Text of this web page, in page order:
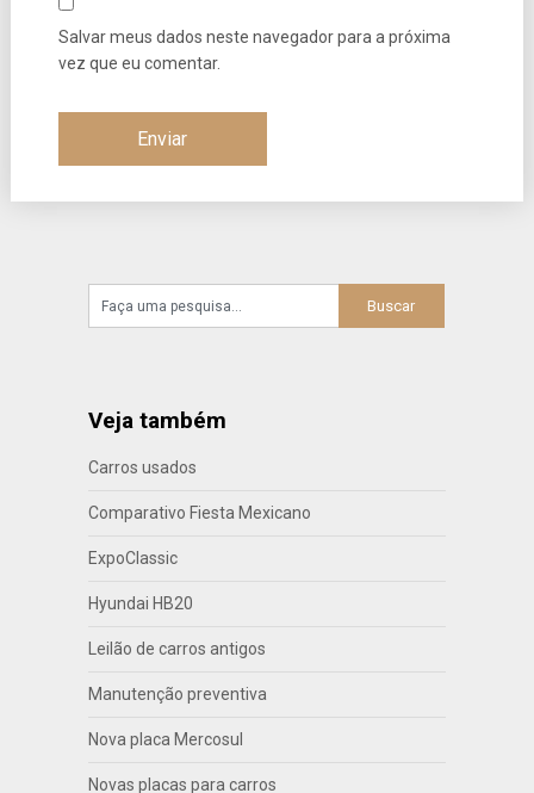
Salvar meus dados neste navegador para a próxima
vez que eu comentar.
Veja também
Carros usados
Comparativo Fiesta Mexicano
ExpoClassic
Hyundai HB20
Leilão de carros antigos
Manutenção preventiva
Nova placa Mercosul
Novas placas para carros